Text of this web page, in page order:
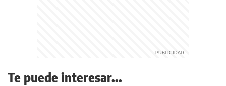
Te puede interesar...